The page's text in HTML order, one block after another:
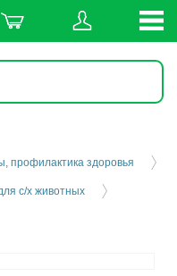
профилактика здоровья
с/х животных